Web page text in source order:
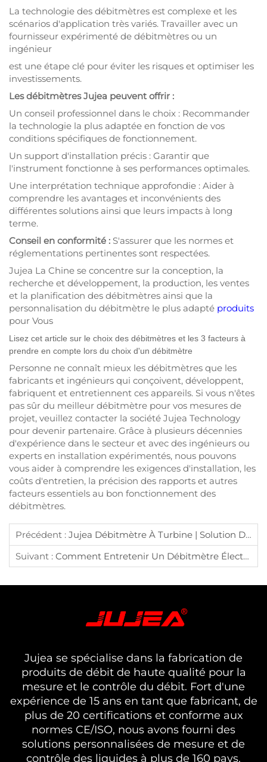
La technologie des débitmètres est complexe et les
scénarios d'application très variés. Travailler avec un
fournisseur expérimenté de débitmètres ou un
ingénieur
est une étape clé pour éviter les risques et optimiser les
investissements.
Les débitmètres Jujea peuvent offrir :
Un conseil professionnel dans le choix : Recommander
la technologie la plus adaptée en fonction de vos
conditions spécifiques de fonctionnement.
Un support d'installation précis : Garantir que
l'instrument fonctionne à ses performances optimales.
Une interprétation technique approfondie : Aider à
comprendre les avantages et inconvénients des
différentes solutions ainsi que leurs impacts à long
terme.
Conseil en conformité : S'assurer que les normes et
réglementations pertinentes sont respectées.
Jujea La Chine se concentre sur la conception, la
recherche et développement, la production, les ventes
et la planification des débitmètres ainsi que la
personnalisation du débitmètre le plus adapté produits
pour Vous
Lisez cet article sur le choix des débitmètres et les 3 facteurs à
prendre en compte lors du choix d'un débitmètre
Personne ne connaît mieux les débitmètres que les
fabricants et ingénieurs qui conçoivent, développent,
fabriquent et entretiennent ces appareils. Si vous n'êtes
pas sûr du meilleur débitmètre pour vos mesures de
projet, veuillez contacter la société Jujea Technology
pour devenir partenaire. Grâce à plusieurs décennies
d'expérience dans le secteur et avec des ingénieurs ou
experts en installation expérimentés, nous pouvons
vous aider à comprendre les exigences d'installation, les
coûts d'entretien, la précision des rapports et autres
facteurs essentiels au bon fonctionnement des
débitmètres.
Précédent : Jujea Débitmètre À Turbine | Solution De Mesure Précise Des Débits Liquides
Suivant : Comment Entretenir Un Débitmètre Électromagnétique Afin D'allonger Sa Durée De Vie
Jujea se spécialise dans la fabrication de
produits de débit de haute qualité pour la
mesure et le contrôle du débit. Fort d'une
expérience de 15 ans en tant que fabricant, de
plus de 20 certifications et conforme aux
normes CE/ISO, nous avons fourni des
solutions personnalisées de mesure et de
contrôle des liquides à plus de 160 pays.